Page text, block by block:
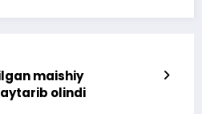
maishiy
olindi